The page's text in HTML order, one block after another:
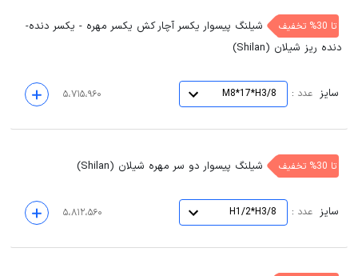
تا 30% تخفیف
شیلنگ پیسوار یکسر آچار کش یکسر مهره - یکسر دنده-
دنده ریز شیلان (Shilan)
سایز عدد :
M8*17*H3/8 ۵،۷۱۵،۹۶۰
تا 30% تخفیف شیلنگ پیسوار دو سر مهره شیلان (Shilan)
سایز عدد :
H1/2*H3/8 ۵،۸۱۲،۵۶۰